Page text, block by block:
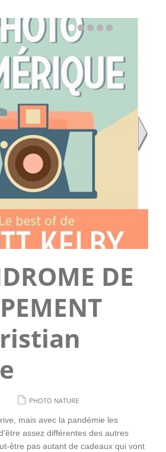
DE
PHOTO NATURE
mais avec la pandémie les
assez différentes des autres
être pas autant de cadeaux qui vont